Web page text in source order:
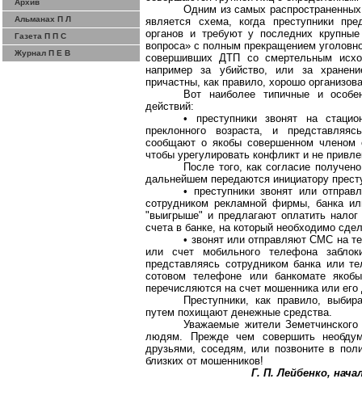
Архив
Альманах П Л
Газета П П С
Журнал П Е В
Одним из самых
является схема, когда преступники
органов и требуют у последних
вопроса» с полным прекращением
совершивших ДТП со смертельным
например за убийство, или за
причастны, как правило, хорошо
Вот наиболее типичные и
действий:
• преступники звонят на
преклонного возраста, и
сообщают о якобы совершенном членом
чтобы урегулировать конфликт и не
После того, как согласие
дальнейшем передаются инициатору
• преступники звонят или
сотрудником рекламной фирмы, банка
"выигрыше" и предлагают оплатить
счета в банке, на который необходимо
• звонят или отправляют СМС на
или счет мобильного телефона
представляясь сотрудником банка или
сотовом телефоне или банкомате
перечисляются на счет мошенника или его
Преступники, как правило,
путем похищают денежные средства.
Уважаемые жители
людям. Прежде чем совершить
друзьями, соседям, или позвоните в
близких от мошенников!
Г. П. Лейбенко,